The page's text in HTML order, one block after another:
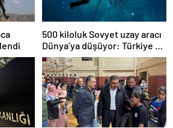
500 kiloluk Sovyet uzay aracı
Dünya’ya düşüyor: Türkiye de
risk altında